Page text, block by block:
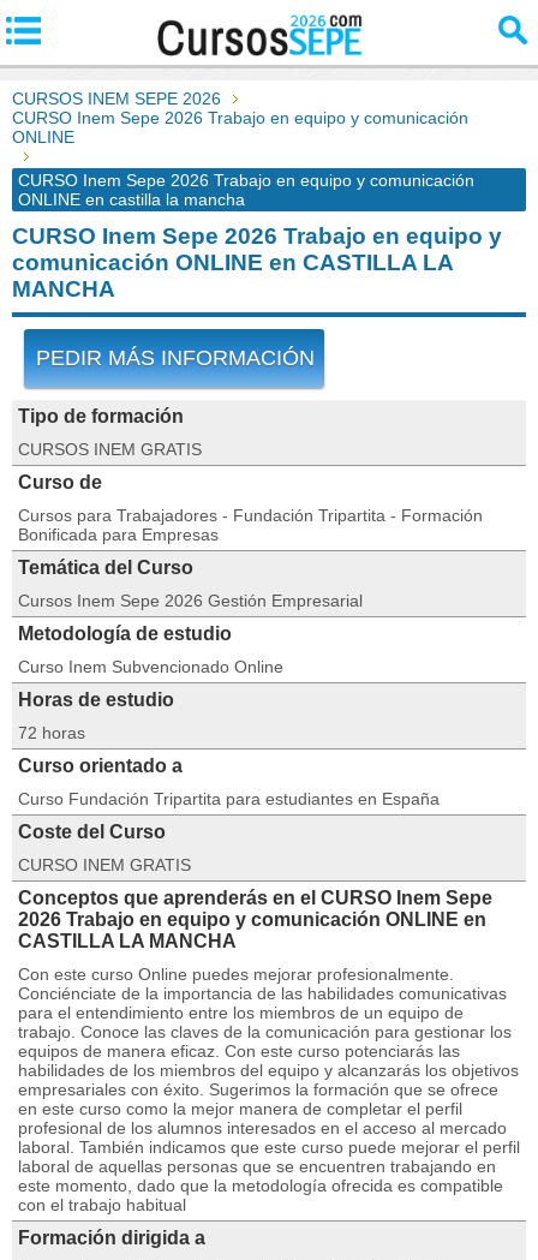
CURSOS INEM SEPE 2026
CURSO Inem Sepe 2026 Trabajo en equipo y comunicación
ONLINE
CURSO Inem Sepe 2026 Trabajo en equipo y comunicación
ONLINE en castilla la mancha
CURSO Inem Sepe 2026 Trabajo en equipo y
comunicación ONLINE en CASTILLA LA
MANCHA
PEDIR MÁS INFORMACIÓN
Tipo de formación
CURSOS INEM GRATIS
Curso de
Cursos para Trabajadores - Fundación Tripartita - Formación
Bonificada para Empresas
Temática del Curso
Cursos Inem Sepe 2026 Gestión Empresarial
Metodología de estudio
Curso Inem Subvencionado Online
Horas de estudio
72 horas
Curso orientado a
Curso Fundación Tripartita para estudiantes en España
Coste del Curso
CURSO INEM GRATIS
Conceptos que aprenderás en el CURSO Inem Sepe
2026 Trabajo en equipo y comunicación ONLINE en
CASTILLA LA MANCHA
Con este curso Online puedes mejorar profesionalmente.
Conciénciate de la importancia de las habilidades comunicativas
para el entendimiento entre los miembros de un equipo de
trabajo. Conoce las claves de la comunicación para gestionar los
equipos de manera eficaz. Con este curso potenciarás las
habilidades de los miembros del equipo y alcanzarás los objetivos
empresariales con éxito. Sugerimos la formación que se ofrece
en este curso como la mejor manera de completar el perfil
profesional de los alumnos interesados en el acceso al mercado
laboral. También indicamos que este curso puede mejorar el perfil
laboral de aquellas personas que se encuentren trabajando en
este momento, dado que la metodología ofrecida es compatible
con el trabajo habitual
Formación dirigida a